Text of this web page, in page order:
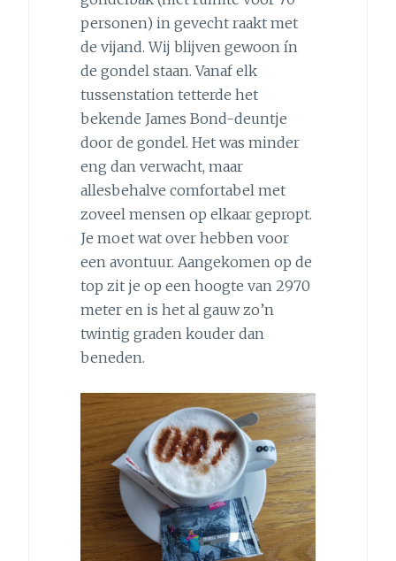
personen) in gevecht raakt met
de vijand. Wij blijven gewoon ín
de gondel staan. Vanaf elk
tussenstation tetterde het
bekende James Bond-deuntje
door de gondel. Het was minder
eng dan verwacht, maar
allesbehalve comfortabel met
zoveel mensen op elkaar gepropt.
Je moet wat over hebben voor
een avontuur. Aangekomen op de
top zit je op een hoogte van 2970
meter en is het al gauw zo’n
twintig graden kouder dan
beneden.